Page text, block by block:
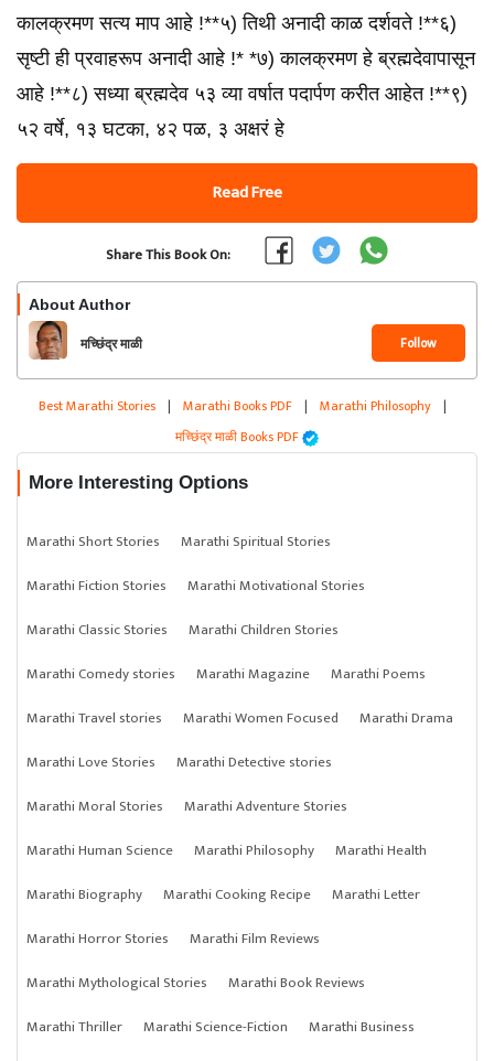
कालक्रमण सत्य माप आहे !**५) तिथी अनादी काळ दर्शवते !**६)
सृष्टी ही प्रवाहरूप अनादी आहे !* *७) कालक्रमण हे ब्रह्मदेवापासून
आहे !**८) सध्या ब्रह्मदेव ५३ व्या वर्षात पदार्पण करीत आहेत !**९)
५२ वर्षे, १३ घटका, ४२ पळ, ३ अक्षरं हे
Read Free
Share This Book On:
About Author
मच्छिंद्र माळी Follow
Best Marathi Stories | Marathi Books PDF | Marathi Philosophy |
मच्छिंद्र माळी Books PDF
More Interesting Options
Marathi Short Stories
Marathi Spiritual Stories
Marathi Fiction Stories
Marathi Motivational Stories
Marathi Classic Stories
Marathi Children Stories
Marathi Comedy stories
Marathi Magazine
Marathi Poems
Marathi Travel stories
Marathi Women Focused
Marathi Drama
Marathi Love Stories
Marathi Detective stories
Marathi Moral Stories
Marathi Adventure Stories
Marathi Human Science
Marathi Philosophy
Marathi Health
Marathi Biography
Marathi Cooking Recipe
Marathi Letter
Marathi Horror Stories
Marathi Film Reviews
Marathi Mythological Stories
Marathi Book Reviews
Marathi Thriller
Marathi Science-Fiction
Marathi Business